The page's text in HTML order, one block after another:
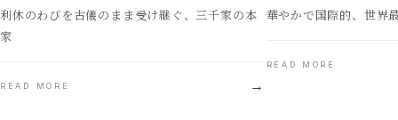
利休のわびを古儀のまま受け継ぐ、三千家の本
家
READ MORE →
華やかで国際的、世界
READ MORE